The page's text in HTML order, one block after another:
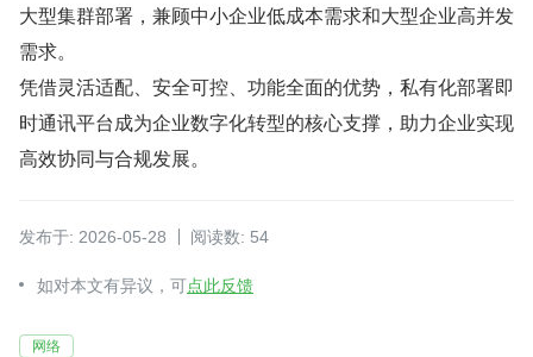
大型集群部署，兼顾中小企业低成本需求和大型企业高并发
需求。
凭借灵活适配、安全可控、功能全面的优势，私有化部署即
时通讯平台成为企业数字化转型的核心支撑，助力企业实现
高效协同与合规发展。
发布于: 2026-05-28 阅读数: 54
如对本文有异议，可点此反馈
网络